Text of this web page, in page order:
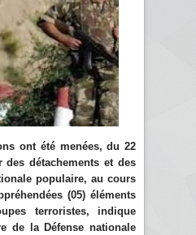
ont été menées, du 22
des détachements et des
populaire, au cours
(05) éléments
terroristes, indique
de la Défense nationale